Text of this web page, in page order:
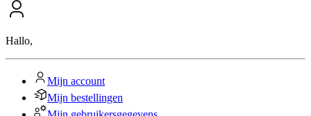
Hallo,
Mijn account
Mijn bestellingen